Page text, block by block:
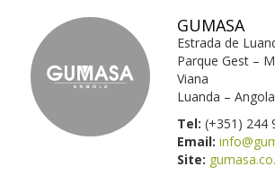
GUMASA
Estrada de
Parque Gest –
Viana
Luanda – Angola
Tel: (+351) 244
Email:
Site: